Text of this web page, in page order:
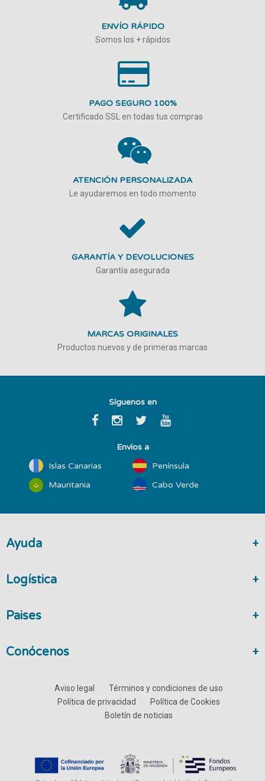
ENVÍO RÁPIDO
Somos los + rápidos
PAGO SEGURO 100%
Certificado SSL en todas tus compras
ATENCIÓN PERSONALIZADA
Le ayudaremos en todo momento
GARANTÍA Y DEVOLUCIONES
Garantía asegurada
MARCAS ORIGINALES
Productos nuevos y de primeras marcas
Síguenos en
Envíos a
Islas Canarias
Península
Mauritania
Cabo Verde
Ayuda
Logística
Paises
Conócenos
Aviso legal
Términos y condiciones de uso
Política de privacidad
Política de Cookies
Boletín de noticias